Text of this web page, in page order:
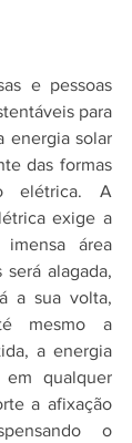
e pessoas
para
energia solar
das formas
elétrica. A
exige a
área
alagada,
a sua volta,
mesmo a
a energia
em qualquer
a afixação
o